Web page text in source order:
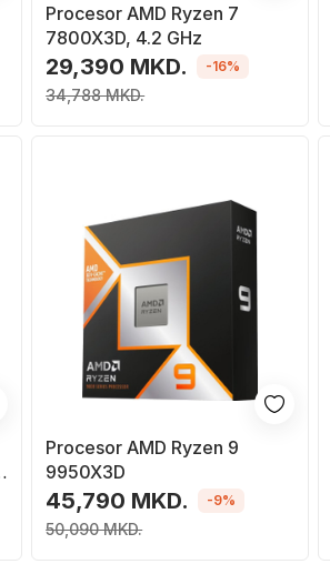
Procesor AMD Ryzen 7
7800X3D, 4.2 GHz
29,390 MKD.
34,788 MKD.
-16%
Procesor AMD Ryzen 9
9950X3D
45,790 MKD.
50,090 MKD.
-9%